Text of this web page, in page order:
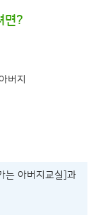
면?
버지
는 아버지교실]과